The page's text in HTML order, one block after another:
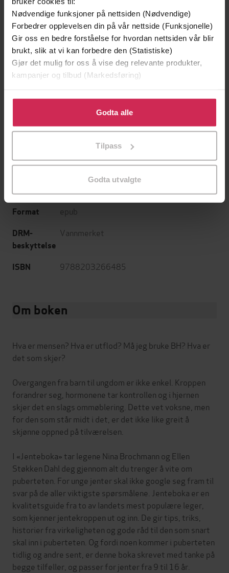
Nødvendige funksjoner på nettsiden (Nødvendige)
Forbedrer opplevelsen din på vår nettside (Funksjonelle)
Gir oss en bedre forståelse for hvordan nettsiden vår blir
brukt, slik at vi kan forbedre den (Statistiske)
Gjør det mulig for oss å vise deg relevante produkter,
kampanjer og tilbud (Markedsføring)
Klikk på «Godta alle» for å gi oss ditt samtykke til å
bruke cookies for alle disse formålene. Du kan også
tilpasse ditt samtykke til spesifikke formål ved å klikke
Godta alle
Tilpass
Godta utvalgte
Undertittel Ellen og Ninas guide til puberteten
Forfattere Nina Brochmann (forfatter),
Ellen Støkken
Dahl
(forfatter),Magnhild Winsnes
Utgitt 18.10.2019
Sjanger 9-12 år,Barnebøker
Språk
Format epub
DRM-
beskyttelse
Vannmerket
ISBN 9788203266485
Om boken
Hva er mensen? Hva er utflod? Må jeg bruke BH? Hva er
det som skjer?
Overgangen fra barn til ungdom er ikke enkel. Kroppen
forandrer seg, hormonene tar kontrollen og i hjernen
skjer det en slags ommøblering. Dette vet voksne, men
for den som står midt i det, er det ikke like greit å
skjønne oppned på tilværelsen.
I «Jenteboka» tar legene Nina Brochmann og Ellen
Støkken Dahl deg gjennom alt du trenger å vite om
puberteten. For unge jenter skal ikke google seg fram til
svar på de aller viktigste spørsmålene. Jenteboka er en
kvalitetsguide fra to av landets mest populære leger,
som kjenner jentekroppen ut og inn. De gir tips, triks,
historier fra virkeligheten og gode råd til den som snart
skal inn i puberteten. Og fordi noen kommer i puberteten
tidlig og andre sent, er denne boka skrevet med tanke på
begge tilfeller, og passer for jenter fra 9 til 16 år.